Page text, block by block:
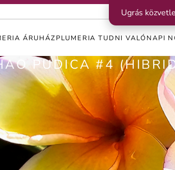
ÁRUHÁZPLUMERIA TUDNI VALÓNAPI
PUDICA #4
Ugrás